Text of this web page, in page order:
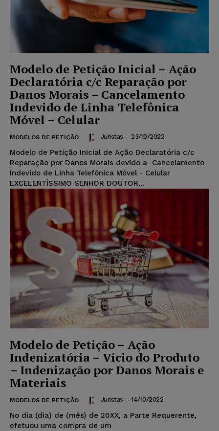
Modelo de Petição Inicial – Ação
Declaratória c/c Reparação por
Danos Morais – Cancelamento
Indevido de Linha Telefônica
Móvel – Celular
MODELOS DE PETIÇÃO Juristas - 23/10/2022
Modelo de Petição Inicial de Ação Declaratória c/c
Reparação por Danos Morais devido a Cancelamento
Indevido de Linha Telefônica Móvel - Celular
EXCELENTÍSSIMO SENHOR DOUTOR...
Modelo de Petição – Ação
Indenizatória – Vício do Produto
– Indenização por Danos Morais e
Materiais
MODELOS DE PETIÇÃO Juristas - 14/10/2022
No dia (dia) de (mês) de 20XX, a Parte Requerente,
efetuou uma compra de um